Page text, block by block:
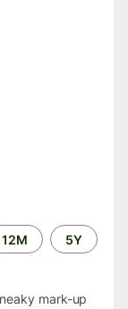
12M 5Y
mark-up